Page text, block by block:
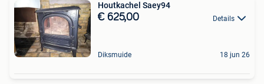
Houtkachel Saey94
€ 625,00 Details
Diksmuide 18 jun 26